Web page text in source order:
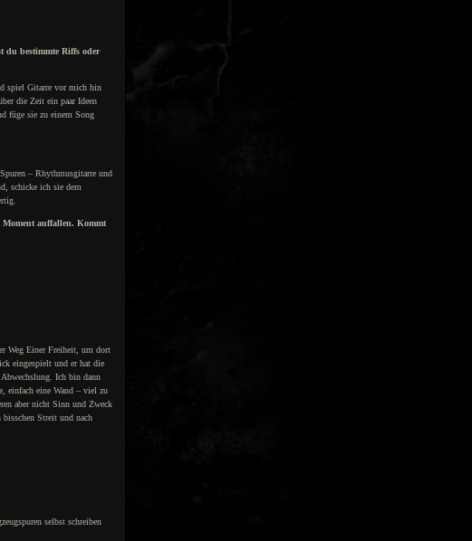
du bestimmte Riffs oder
spiel Gitarre vor mich hin
die Zeit ein paar Ideen
füge sie zu einem Song
– Rhythmusgitarre und
schicke ich sie dem
Moment auffallen. Kommt
Weg Einer Freiheit, um dort
eingespielt und er hat die
Ich bin dann
einfach eine Wand – viel zu
aber nicht Sinn und Zweck
Streit und nach
selbst schreiben